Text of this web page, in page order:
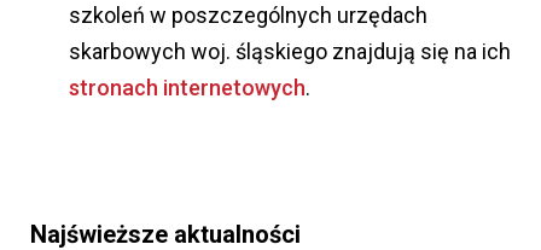
szkoleń w poszczególnych urzędach
skarbowych woj. śląskiego znajdują się na ich
stronach internetowych.
Najświeższe aktualności